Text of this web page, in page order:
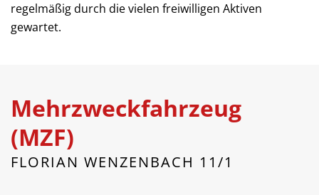
regelmäßig durch die vielen freiwilligen Aktiven
gewartet.
Mehrzweckfahrzeug
(MZF)
FLORIAN WENZENBACH 11/1